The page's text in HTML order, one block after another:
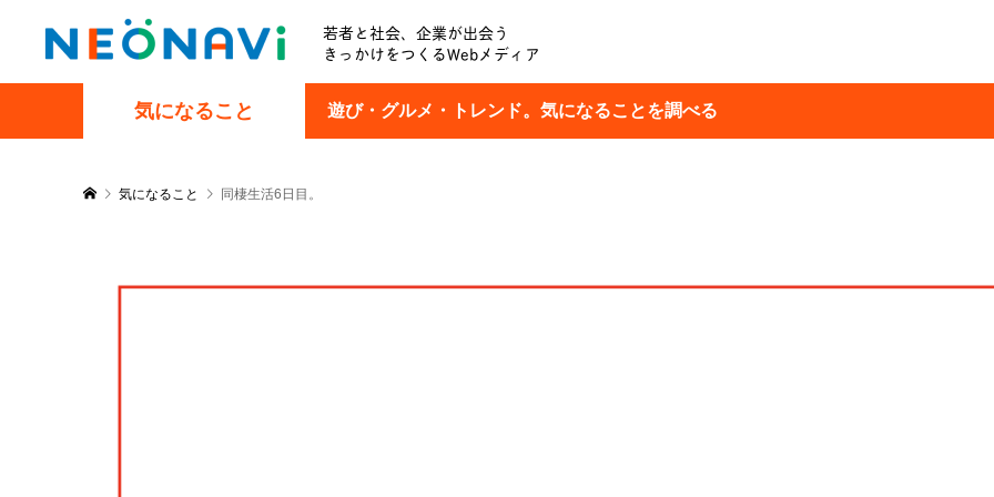
若者と社会、企業が出会う
きっかけをつくるWebメディア
気になること 遊び・グルメ・トレンド。気になることを調べる
気になること 同棲生活6日目。